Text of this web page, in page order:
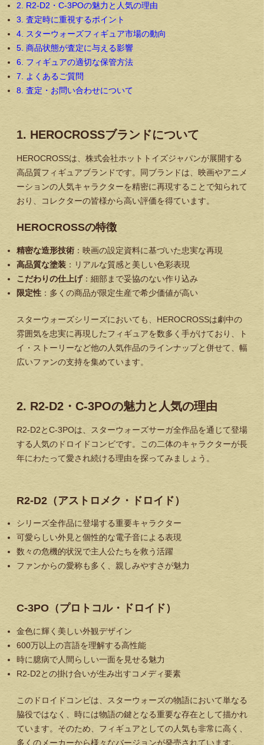
2. R2-D2・C-3POの魅力と人気の理由
3. 査定時に重視するポイント
4. スターウォーズフィギュア市場の動向
5. 商品状態が査定に与える影響
6. フィギュアの適切な保管方法
7. よくあるご質問
8. 査定・お問い合わせについて
1. HEROCROSSブランドについて
HEROCROSSは、株式会社ホットトイズジャパンが展開する
高品質フィギュアブランドです。同ブランドは、映画やアニメ
ーションの人気キャラクターを精密に再現することで知られて
おり、コレクターの皆様から高い評価を得ています。
HEROCROSSの特徴
精密な造形技術 ：映画の設定資料に基づいた忠実な再現
高品質な塗装 ：リアルな質感と美しい色彩表現
こだわりの仕上げ：細部まで妥協のない作り込み
限定性 ：多くの商品が限定生産で希少価値が高い
スターウォーズシリーズにおいても、HEROCROSSは劇中の
雰囲気を忠実に再現したフィギュアを数多く手がけており、ト
イ・ストーリーなど他の人気作品のラインナップと併せて、幅
広いファンの支持を集めています。
2. R2-D2・C-3POの魅力と人気の理由
R2-D2とC-3POは、スターウォーズサーガ全作品を通じて登場
する人気のドロイドコンビです。この二体のキャラクターが長
年にわたって愛され続ける理由を探ってみましょう。
R2-D2（アストロメク・ドロイド）
シリーズ全作品に登場する重要キャラクター
可愛らしい外見と個性的な電子音による表現
数々の危機的状況で主人公たちを救う活躍
ファンからの愛称も多く、親しみやすさが魅力
C-3PO（プロトコル・ドロイド）
金色に輝く美しい外観デザイン
600万以上の言語を理解する高性能
時に臆病で人間らしい一面を見せる魅力
R2-D2との掛け合いが生み出すコメディ要素
このドロイドコンビは、スターウォーズの物語において単なる
脇役ではなく、時には物語の鍵となる重要な存在として描かれ
ています。そのため、フィギュアとしての人気も非常に高く、
多くのメーカーから様々なバージョンが発売されています。